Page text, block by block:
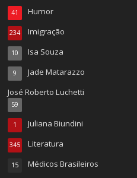
Humor
41
Imigração
234
Isa Souza
10
Jade Matarazzo
9
José Roberto Luchetti
59
Juliana Biundini
1
Literatura
345
Médicos Brasileiros
15